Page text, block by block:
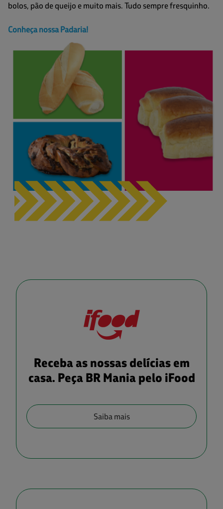
bolos, pão de queijo e muito mais. Tudo sempre fresquinho.
Conheça nossa Padaria!
Receba as nossas delícias em
casa. Peça BR Mania pelo iFood
Saiba mais